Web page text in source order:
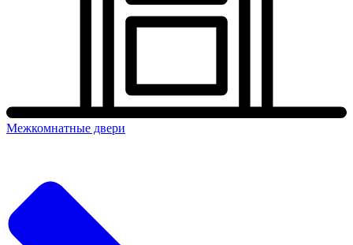
Межкомнатные двери